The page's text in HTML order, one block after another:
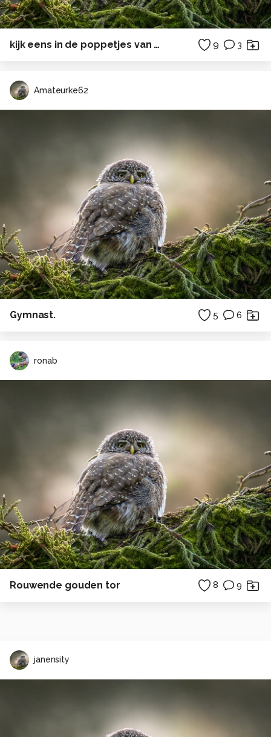
kijk eens in de poppetjes van mijn ogen... 9 3
Amateurke62
Gymnast. 5 6
ronab
Rouwende gouden tor 8 9
janensity